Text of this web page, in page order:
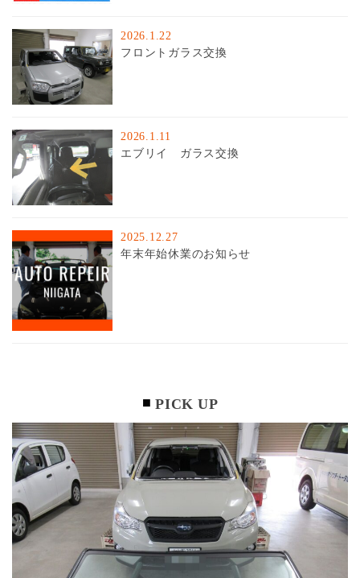
2026.1.22
フロントガラス交換
2026.1.11
エブリイ ガラス交換
2025.12.27
年末年始休業のお知らせ
PICK UP